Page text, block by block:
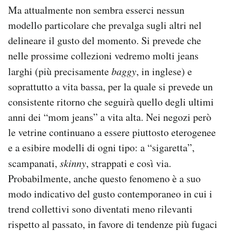
Ma attualmente non sembra esserci nessun
modello particolare che prevalga sugli altri nel
delineare il gusto del momento. Si prevede che
nelle prossime collezioni vedremo molti jeans
larghi (più precisamentebaggy, in inglese) e
soprattutto a vita bassa, per la quale si prevede un
consistente ritorno che seguirà quello degli ultimi
anni dei “mom jeans” a vita alta. Nei negozi però
le vetrine continuano a essere piuttosto eterogenee
e a esibire modelli di ogni tipo: a “sigaretta”,
scampanati, skinny, strappati e così via.
Probabilmente, anche questo fenomeno è a suo
modo indicativo del gusto contemporaneo in cui i
trend collettivi sono diventati meno rilevanti
rispetto al passato, in favore di tendenze più fugaci